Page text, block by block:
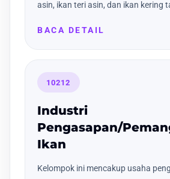
asin, ikan teri asin, dan ikan kering
BACA DETAIL
10212
Industri
Pengasapan/
Ikan
Kelompok ini mencakup usaha